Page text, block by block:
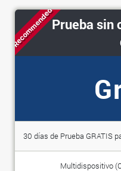
RecommendedPrueba sin
30 días de Prueba GRATIS
Multidispositivo